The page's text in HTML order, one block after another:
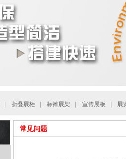
折叠展柜 标摊展架 宣传展板 展
常见问题